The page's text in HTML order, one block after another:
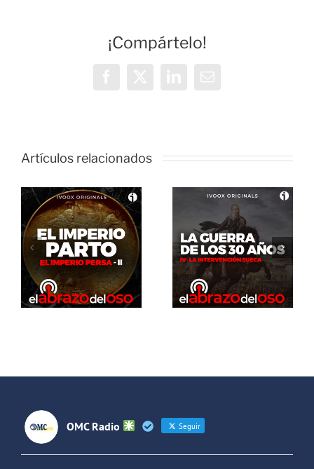
¡Compártelo!
Artículos relacionados
El Abrazo
del Oso. La
guerra de
los 30 años:
La
intervención
El Abrazo
del Oso.
Dinosaurios
Live Stream
OMC Radio Seguir